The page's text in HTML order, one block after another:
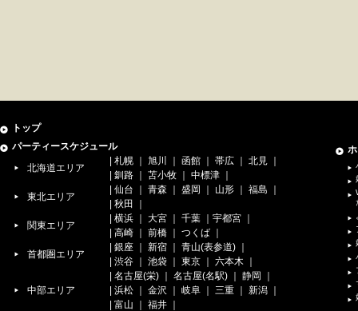
トップ
パーティースケジュール
北海道エリア
| 札幌 ｜ 旭川 ｜ 函館 ｜ 帯広 ｜ 北見
｜
| 釧路 ｜ 苫小牧 ｜ 中標津 ｜
東北エリア
| 仙台 ｜ 青森 ｜ 盛岡 ｜ 山形 ｜ 福島 ｜
| 秋田
｜
関東エリア
| 横浜 ｜ 大宮 ｜ 千葉 ｜ 宇都宮 ｜
| 高崎 ｜ 前橋 ｜ つくば ｜
首都圏エリア
| 銀座 ｜ 新宿 ｜ 青山(表参道) ｜
| 渋谷 ｜ 池袋 ｜ 東京 ｜ 六本木 ｜
中部エリア
| 名古屋(栄) ｜ 名古屋(名駅) ｜ 静岡 ｜
| 浜松 ｜ 金沢 ｜ 岐阜 ｜ 三重 ｜ 新潟 ｜
| 富山 ｜ 福井 ｜